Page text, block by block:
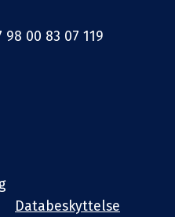
98 00 83 07 119
Databeskyttelse